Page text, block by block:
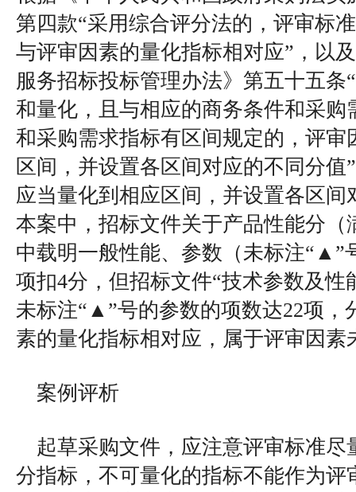
第四款“采用综合评分法的，评审标
与评审因素的量化指标相对应”，以
服务招标投标管理办法》第五十五条
和量化，且与相应的商务条件和采购
和采购需求指标有区间规定的，评审
区间，并设置各区间对应的不同分值
应当量化到相应区间，并设置各区间
本案中，招标文件关于产品性能分（
中载明一般性能、参数（未标注“▲”
项扣4分，但招标文件“技术参数及性
未标注“▲”号的参数的项数达22项，
素的量化指标相对应，属于评审因素
案例评析
起草采购文件，应注意评审标准尽
分指标，不可量化的指标不能作为评